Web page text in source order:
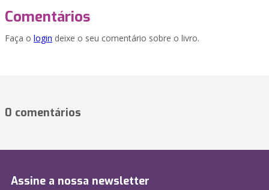
Comentários
Faça o login deixe o seu comentário sobre o livro.
0 comentários
Assine a nossa newsletter